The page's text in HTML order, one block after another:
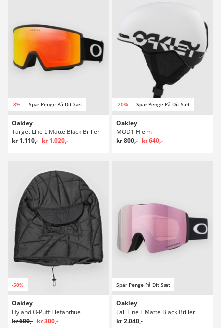
-8% Spar Penge På Dit Sæt
Oakley
Target Line L Matte Black Briller
kr 1.110,- kr 1.020,-
-20% Spar Penge På Dit Sæt
Oakley
MOD1 Hjelm
kr 800,- kr 640,-
-50%
Oakley
Hyland O-Puff Elefanthue
kr 600,- kr 300,-
Spar Penge På Dit Sæt
Oakley
Fall Line L Matte Black Briller
kr 2.040,-